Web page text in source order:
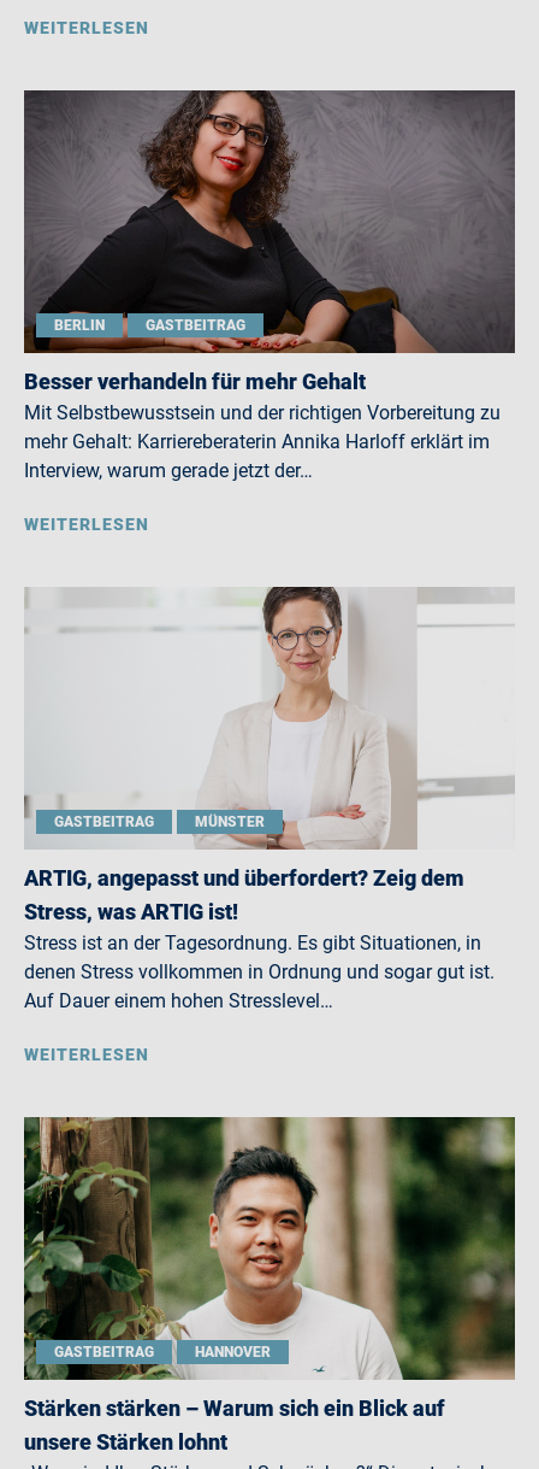
WEITERLESEN
BERLIN GASTBEITRAG
Besser verhandeln für mehr Gehalt
Mit Selbstbewusstsein und der richtigen Vorbereitung zu
mehr Gehalt: Karriereberaterin Annika Harloff erklärt im
Interview, warum gerade jetzt der…
WEITERLESEN
GASTBEITRAG MÜNSTER
ARTIG, angepasst und überfordert? Zeig dem
Stress, was ARTIG ist!
Stress ist an der Tagesordnung. Es gibt Situationen, in
denen Stress vollkommen in Ordnung und sogar gut ist.
Auf Dauer einem hohen Stresslevel…
WEITERLESEN
GASTBEITRAG HANNOVER
Stärken stärken – Warum sich ein Blick auf
unsere Stärken lohnt